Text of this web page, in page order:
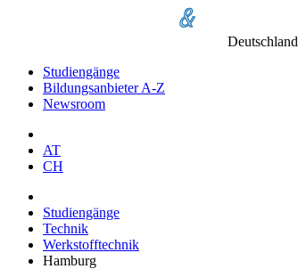
Deutschland
Studiengänge
Bildungsanbieter A-Z
Newsroom
AT
CH
Studiengänge
Technik
Werkstofftechnik
Hamburg